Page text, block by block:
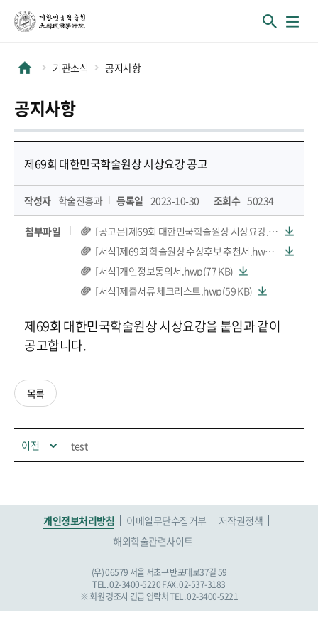
기관소식 공지사항
공지사항
제69회 대한민국학술원상 시상요강 공고
작성자 학술진흥과 등록일 2023-10-30 조회수 50234
첨부파일
[공고문]제69회 대한민국학술원상 시상요강.hwp(62 KB)
[서식]제69회 학술원상 수상후보 추천서.hwp(72 KB)
[서식]개인정보동의서.hwp(77 KB)
[서식]제출서류 체크리스트.hwp(59 KB)
제69회 대한민국학술원상 시상요강을 붙임과 같이
공고합니다.
목록
이전 test
개인정보처리방침 이메일무단수집거부
저작권정책
해외학술관련사이트
(우) 06579 서울 서초구 반포대로37길 59
TEL. 02-3400-5220FAX. 02-537-3183
※ 회원 경조사 긴급 연락처 TEL. 02-3400-5221